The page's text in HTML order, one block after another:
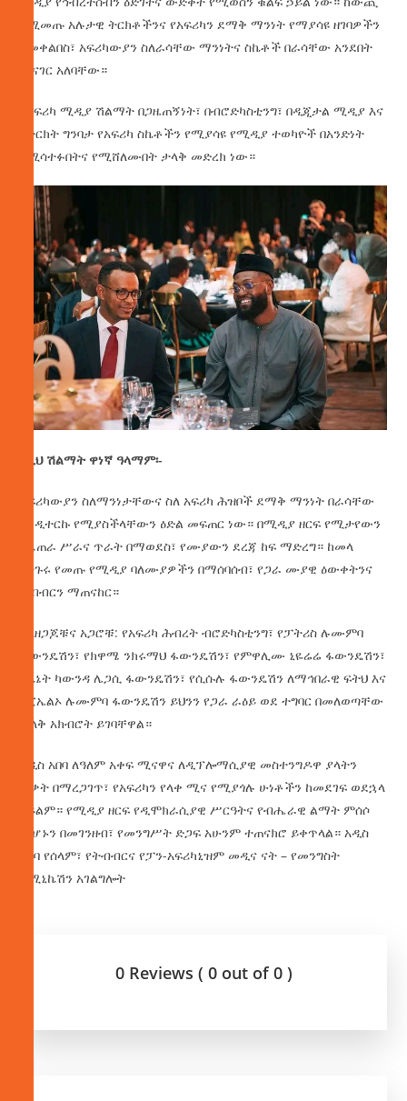
የሚመጡ አሉታዊ ትርክቶችንና የአፍሪካን ደማቅ ማንነት የማያሳዩ ዘገባዎችን
ለመቀልበስ፣ አፍሪካውያን ስለራሳቸው ማንነትና ስኬቶች በራሳቸው አንደበት
መናገር አለባቸው።
የአፍሪካ ሚዲያ ሽልማት በጋዜጠኝነት፣ በብሮድካስቲንግ፣ በዲጂታል ሚዲያ እና
በትርክት ግንባታ የአፍሪካ ስኬቶችን የሚያሳዩ የሚዲያ ተወካዮች በአንድነት
የሚሳተፉበትና የሚሸለሙበት ታላቅ መድረክ ነው።
የዚህ ሽልማት ዋነኛ ዓላማም፡-
አፍሪካውያን ስለማንነታቸውና ስለ አፍሪካ ሕዝቦች ደማቅ ማንነት በራሳቸው
እንዲተርኩ የሚያስችላቸውን ዕድል መፍጠር ነው። በሚዲያ ዘርፍ የሚታየውን
የፈጠራ ሥራና ጥራት በማወደስ፣ የሙያውን ደረጃ ከፍ ማድረግ። ከመላ
አኅጉሩ የመጡ የሚዲያ ባለሙያዎችን በማሰባሰብ፣ የጋራ ሙያዊ ዕውቀትንና
ትብብርን ማጠናከር።
ለአዘጋጆቹና አጋሮቹ: የአፍሪካ ሕብረት ብሮድካስቲንግ፣ የፓትሪስ ሉሙምባ
ፋውንዴሽን፣ የክዋሜ ንክሩማህ ፋውንዴሽን፣ የምዋሊሙ ኒዬሬሬ ፋውንዴሽን፣
የኬኔት ካውንዳ ሌጋሲ ፋውንዴሽን፣ የሲሱሉ ፋውንዴሽን ለማኅበራዊ ፍትህ እና
የፒኤልኦ ሉሙምባ ፋውንዴሽን ይህንን የጋራ ራዕይ ወደ ተግባር በመለወጣቸው
ታላቅ አክብሮት ይገባቸዋል።
አዲስ አበባ ለዓለም አቀፍ ሚናዋና ለዲፕሎማሲያዊ መስተንግዶዋ ያላትን
ብቃት በማረጋገጥ፣ የአፍሪካን የላቀ ሚና የሚያጎሉ ሁነቶችን ከመደገፍ ወደኋላ
አይልም። የሚዲያ ዘርፍ የዲሞክራሲያዊ ሥርዓትና የብሔራዊ ልማት ምሰሶ
መሆኑን በመገንዘብ፣ የመንግሥት ድጋፍ አሁንም ተጠናክሮ ይቀጥላል። አዲስ
አበባ የሰላም፣ የትብብርና የፓን-አፍሪካኒዝም መዲና ናት – የመንግስት
ኮሚኒኬሽን አገልግሎት
0 Reviews ( 0 out of 0 )